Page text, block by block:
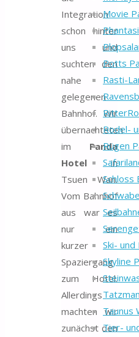
Movie
Potts
Rasti-
Rodel-
Rügen
Schloss
Ski-
Skyline
Taunus
Tier-
Integration
schon hinter
uns und
suchten den
nahe
gelegenen
Bahnhof. Wir
übernachteten
im Panda
Hotel in
Tsuen Wan.
Vom Bahnhof
aus war es
nur ein
kurzer
Spaziergang
zum Hotel.
Allerdings
machten wir
zunächst den